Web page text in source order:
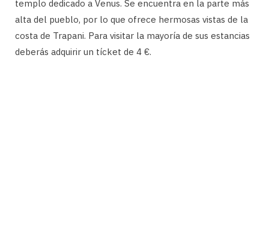
templo dedicado a Venus. Se encuentra en la parte más
alta del pueblo, por lo que ofrece hermosas vistas de la
costa de Trapani. Para visitar la mayoría de sus estancias
deberás adquirir un tícket de 4 €.